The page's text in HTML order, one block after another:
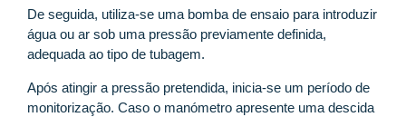
De seguida, utiliza-se uma bomba de ensaio para introduzir
água ou ar sob uma pressão previamente definida,
adequada ao tipo de tubagem.
Após atingir a pressão pretendida, inicia-se um período de
monitorização. Caso o manómetro apresente uma descida